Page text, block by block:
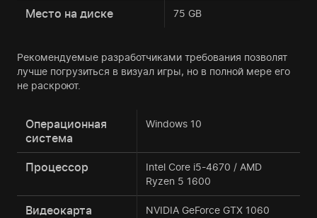
Место на диске 75 GB
Рекомендуемые разработчиками требования позволят
лучше погрузиться в визуал игры, но в полной мере его
не раскроют.
Операционная
система
Windows 10
Процессор
Intel Core i5-4670 / AMD
Ryzen 5 1600
Видеокарта NVIDIA GeForce GTX 1060